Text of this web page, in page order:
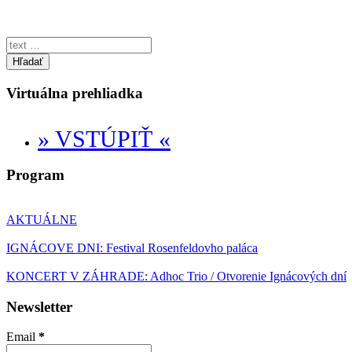
Hľadať
Virtuálna prehliadka
» VSTÚPIŤ «
Program
AKTUÁLNE
IGNÁCOVE DNI: Festival Rosenfeldovho paláca
KONCERT V ZÁHRADE: Adhoc Trio / Otvorenie Ignácových dní
Newsletter
Email *